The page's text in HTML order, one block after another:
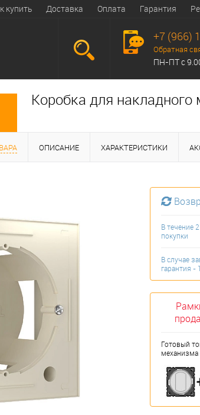
купить Доставка Оплата Гарантия
+7 (966)
Обратная
ПН-ПТ с
Коробка для
ОПИСАНИЕ ХАРАКТЕРИСТИКИ
В течение
покупки
В случае
гарантия -
Готовый
механизма